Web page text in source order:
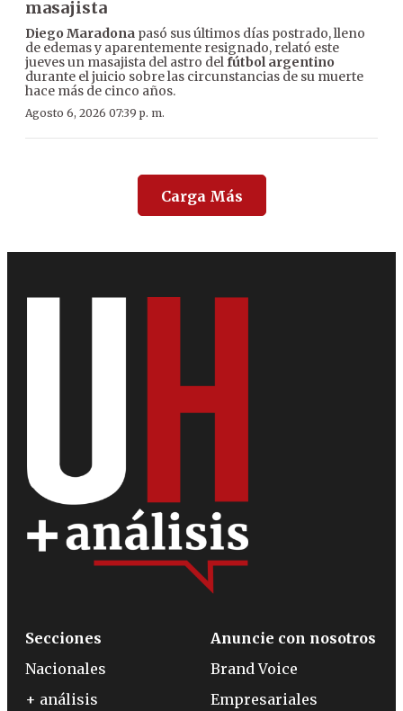
masajista
Diego Maradona pasó sus últimos días postrado, lleno
de edemas y aparentemente resignado, relató este
jueves un masajista del astro delfútbol argentino
durante el juicio sobre las circunstancias de su muerte
hace más de cinco años.
Agosto 6, 2026 07:39 p. m.
Carga Más
Secciones
Nacionales
+ análisis
Anuncie con nosotros
Brand Voice
Empresariales